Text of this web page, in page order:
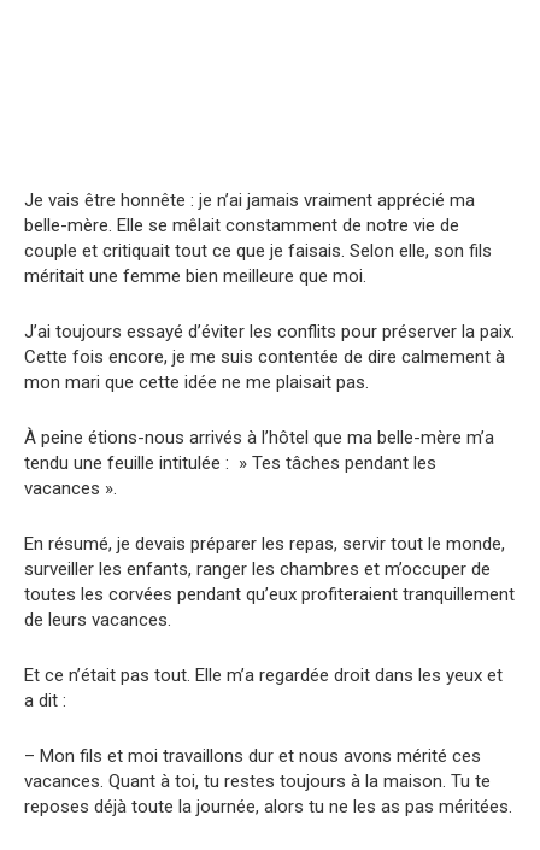
Je vais être honnête : je n’ai jamais vraiment apprécié ma
belle-mère. Elle se mêlait constamment de notre vie de
couple et critiquait tout ce que je faisais. Selon elle, son fils
méritait une femme bien meilleure que moi.
J’ai toujours essayé d’éviter les conflits pour préserver la paix.
Cette fois encore, je me suis contentée de dire calmement à
mon mari que cette idée ne me plaisait pas.
À peine étions-nous arrivés à l’hôtel que ma belle-mère m’a
tendu une feuille intitulée : » Tes tâches pendant les
vacances ».
En résumé, je devais préparer les repas, servir tout le monde,
surveiller les enfants, ranger les chambres et m’occuper de
toutes les corvées pendant qu’eux profiteraient tranquillement
de leurs vacances.
Et ce n’était pas tout. Elle m’a regardée droit dans les yeux et
a dit :
– Mon fils et moi travaillons dur et nous avons mérité ces
vacances. Quant à toi, tu restes toujours à la maison. Tu te
reposes déjà toute la journée, alors tu ne les as pas méritées.